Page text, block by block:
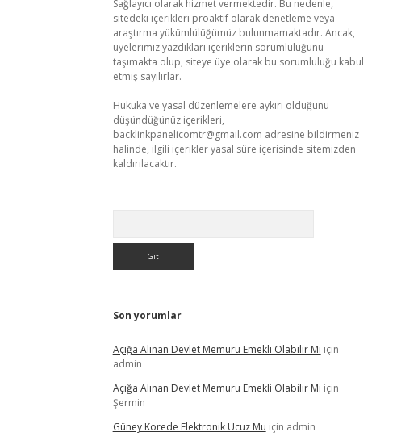
Sağlayıcı olarak hizmet vermektedir. Bu nedenle,
sitedeki içerikleri proaktif olarak denetleme veya
araştırma yükümlülüğümüz bulunmamaktadır. Ancak,
üyelerimiz yazdıkları içeriklerin sorumluluğunu
taşımakta olup, siteye üye olarak bu sorumluluğu kabul
etmiş sayılırlar.
Hukuka ve yasal düzenlemelere aykırı olduğunu
düşündüğünüz içerikleri,
backlinkpanelicomtr@gmail.com adresine bildirmeniz
halinde, ilgili içerikler yasal süre içerisinde sitemizden
kaldırılacaktır.
Son yorumlar
Açığa Alınan Devlet Memuru Emekli Olabilir Mi için
admin
Açığa Alınan Devlet Memuru Emekli Olabilir Mi için
Şermin
Güney Korede Elektronik Ucuz Mu için admin